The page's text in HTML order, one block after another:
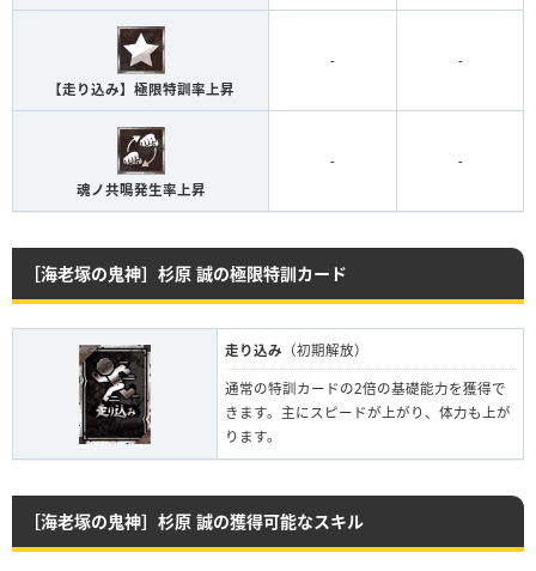
【走り込み】極限特訓率上昇
- -
魂ノ共鳴発生率上昇
- -
［海老塚の鬼神］杉原 誠の極限特訓カード
走り込み （初期解放）
通常の特訓カードの2倍の基礎能力を獲得で
きます。主にスピードが上がり、体力も上が
ります。
［海老塚の鬼神］杉原 誠の獲得可能なスキル